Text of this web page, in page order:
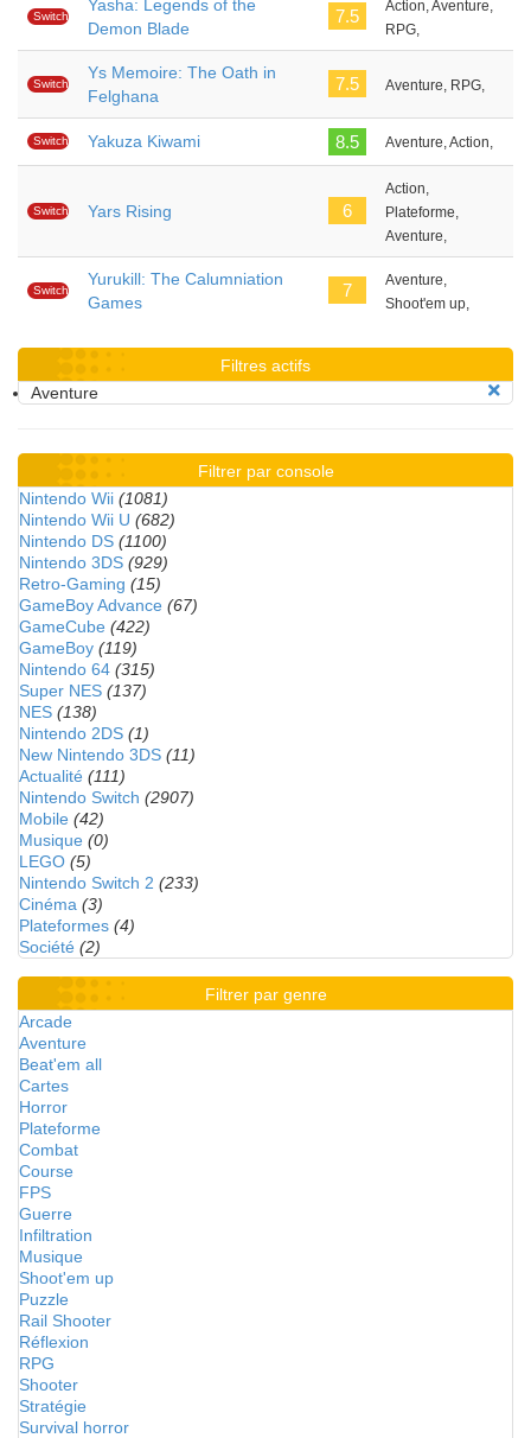
Switch
Yasha: Legends of the
Demon Blade
7.5
Action, Aventure,
RPG,
Switch
Ys Memoire: The Oath in
Felghana
7.5 Aventure, RPG,
Switch Yakuza Kiwami 8.5 Aventure, Action,
Switch Yars Rising 6
Action,
Plateforme,
Aventure,
Switch
Yurukill: The Calumniation
Games
7
Aventure,
Shoot'em up,
Filtres actifs
Aventure
Filtrer par console
Nintendo Wii (1081)
Nintendo Wii U (682)
Nintendo DS (1100)
Nintendo 3DS (929)
Retro-Gaming (15)
GameBoy Advance (67)
GameCube (422)
GameBoy (119)
Nintendo 64 (315)
Super NES (137)
NES (138)
Nintendo 2DS (1)
New Nintendo 3DS (11)
Actualité (111)
Nintendo Switch (2907)
Mobile (42)
Musique (0)
LEGO (5)
Nintendo Switch 2 (233)
Cinéma (3)
Plateformes (4)
Société (2)
Filtrer par genre
Arcade
Aventure
Beat'em all
Cartes
Horror
Plateforme
Combat
Course
FPS
Guerre
Infiltration
Musique
Shoot'em up
Puzzle
Rail Shooter
Réflexion
RPG
Shooter
Stratégie
Survival horror